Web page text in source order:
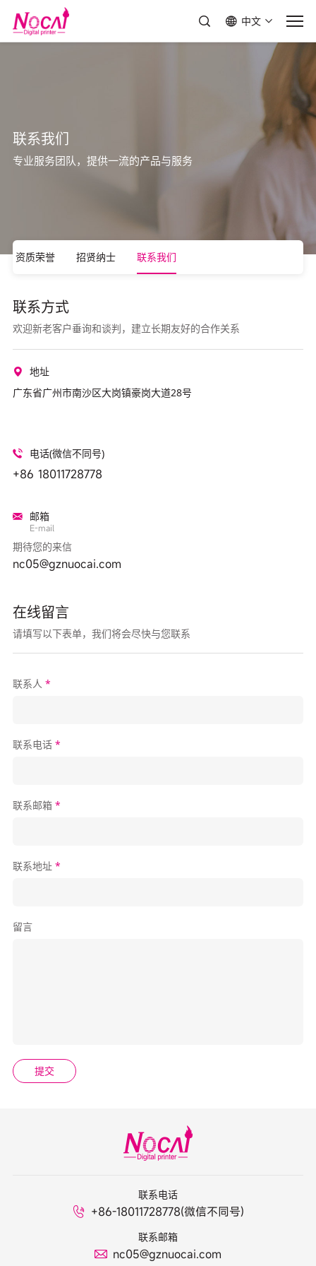
中文
联系我们
专业服务团队，提供一流的产品与服务
资质荣誉 招贤纳士 联系我们
联系方式
欢迎新老客户垂询和谈判，建立长期友好的合作关系
地址
广东省广州市南沙区大岗镇豪岗大道28号
电话(微信不同号)
+86 18011728778
邮箱
E-mail
期待您的来信
nc05@gznuocai.com
在线留言
请填写以下表单，我们将会尽快与您联系
联系人 *
联系电话 *
联系邮箱 *
联系地址 *
留言
提交
联系电话
+86-18011728778(微信不同号)
联系邮箱
nc05@gznuocai.com